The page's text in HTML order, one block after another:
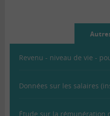
Revenu - niveau de vie -
Données sur les salaires
Étude sur la rémunération